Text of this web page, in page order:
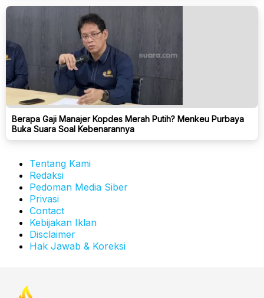
Berapa Gaji Manajer Kopdes Merah Putih? Menkeu Purbaya
Buka Suara Soal Kebenarannya
Tentang Kami
Redaksi
Pedoman Media Siber
Privasi
Contact
Kebijakan Iklan
Disclaimer
Hak Jawab & Koreksi